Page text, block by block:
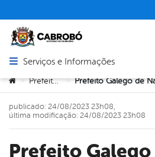
Abrir menu principal de navegação
Serviços e Informações
Você está aqui:
> Prefeitura >
Prefeito Galego de Nanai
publicado: 24/08/2023 23h08,
última modificação: 24/08/2023 23h08